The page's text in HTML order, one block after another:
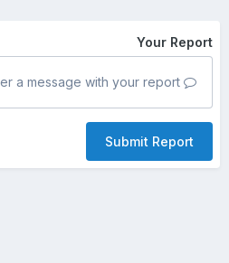
Your Report
Submit Report